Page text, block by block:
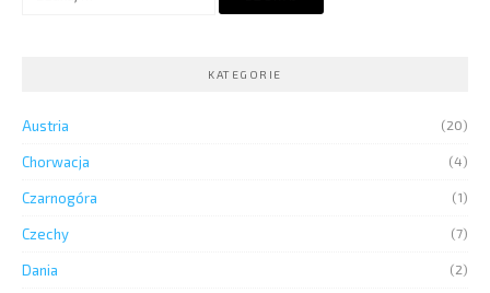
KATEGORIE
Austria (20)
Chorwacja (4)
Czarnogóra (1)
Czechy (7)
Dania (2)